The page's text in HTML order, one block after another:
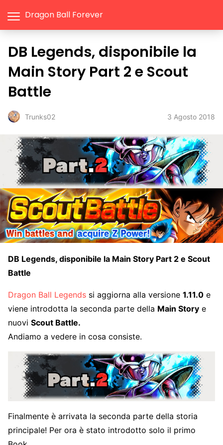
Dragon Ball Forever
DB Legends, disponibile la
Main Story Part 2 e Scout
Battle
Trunks02 3 Agosto 2018
DB Legends, disponibile la Main Story Part 2 e Scout
Battle
Dragon Ball Legends si aggiorna alla versione 1.11.0 e
viene introdotta la seconda parte della Main Story e
nuovi Scout Battle.
Andiamo a vedere in cosa consiste.
Finalmente è arrivata la seconda parte della storia
principale! Per ora è stato introdotto solo il primo